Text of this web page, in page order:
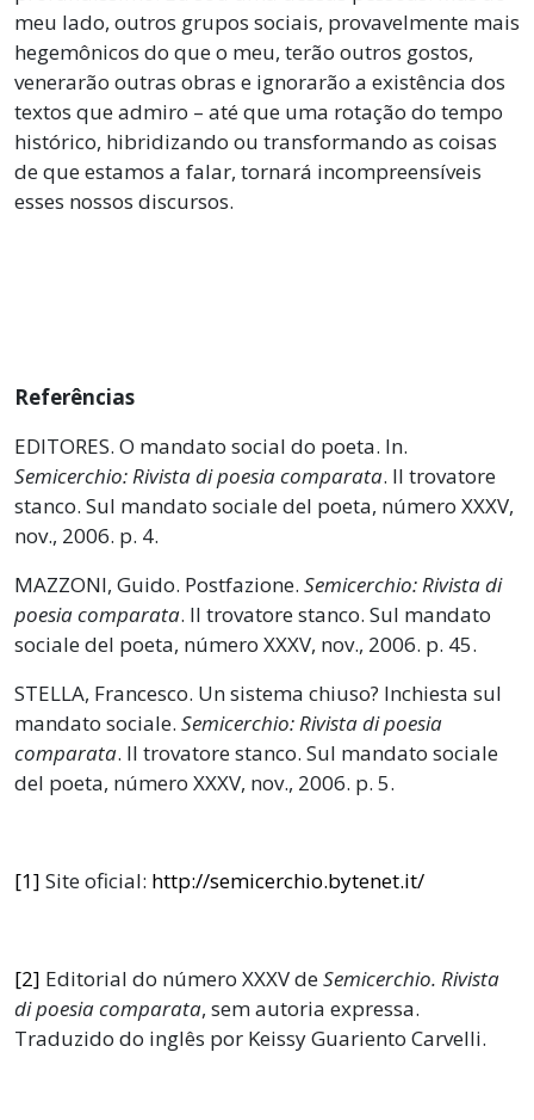
meu lado, outros grupos sociais, provavelmente mais
hegemônicos do que o meu, terão outros gostos,
venerarão outras obras e ignorarão a existência dos
textos que admiro – até que uma rotação do tempo
histórico, hibridizando ou transformando as coisas
de que estamos a falar, tornará incompreensíveis
esses nossos discursos.
Referências
EDITORES. O mandato social do poeta. In.
Semicerchio: Rivista di poesia comparata. Il trovatore
stanco. Sul mandato sociale del poeta, número XXXV,
nov., 2006. p. 4.
MAZZONI, Guido. Postfazione. Semicerchio: Rivista di
poesia comparata. Il trovatore stanco. Sul mandato
sociale del poeta, número XXXV, nov., 2006. p. 45.
STELLA, Francesco. Un sistema chiuso? Inchiesta sul
mandato sociale. Semicerchio: Rivista di poesia
comparata. Il trovatore stanco. Sul mandato sociale
del poeta, número XXXV, nov., 2006. p. 5.
[1] Site oficial: http://semicerchio.bytenet.it/
[2] Editorial do número XXXV deSemicerchio. Rivista
di poesia comparata, sem autoria expressa.
Traduzido do inglês por Keissy Guariento Carvelli.